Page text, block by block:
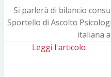
Si parlerà di bilancio
Sportello di Ascolto
italiana
Leggi l'articolo